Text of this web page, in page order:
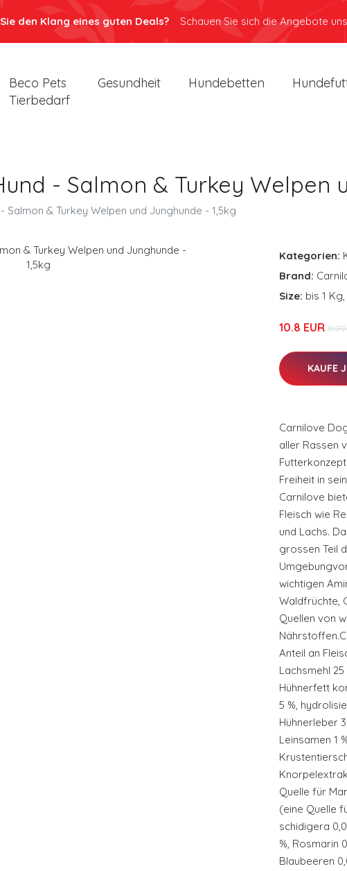
den Klang eines guten Deals? Schauen Sie sich die Angebote
Beco Pets
Tierbedarf
Gesundheit Hundebetten
- Salmon & Turkey Welpen
Salmon & Turkey Welpen und Junghunde - 1,5kg
Kategorien:
Brand:
Size: bis 1
10.8 EUR
KAUFE
Carnilove
aller Rassen
Freiheit in
Carnilove
Fleisch wie
und Lachs.
grossen Teil
wichtigen
Waldfrüchte,
Quellen von
Anteil an
Lachsmehl 25
Hühnerfett
5 %,
Hühnerleber
Leinsamen 1
Quelle für
(eine Quelle
schidigera
%, Rosmarin
Blaubeeren